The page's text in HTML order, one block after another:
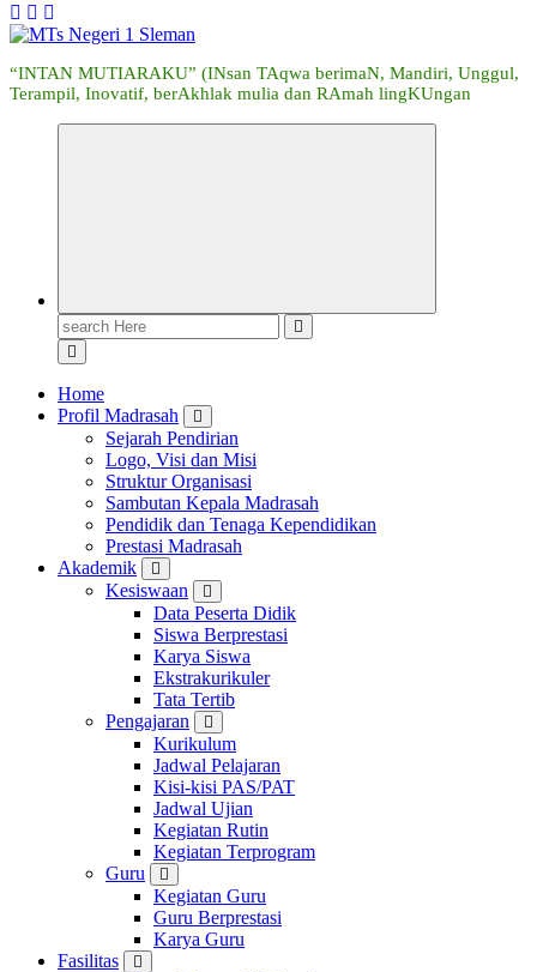
“INTAN MUTIARAKU” (INsan TAqwa berimaN, Mandiri, Unggul,
Terampil, Inovatif, berAkhlak mulia dan RAmah lingKUngan
Search
for:
Home
Profil Madrasah
Sejarah Pendirian
Logo, Visi dan Misi
Struktur Organisasi
Sambutan Kepala Madrasah
Pendidik dan Tenaga Kependidikan
Prestasi Madrasah
Akademik
Kesiswaan
Data Peserta Didik
Siswa Berprestasi
Karya Siswa
Ekstrakurikuler
Tata Tertib
Pengajaran
Kurikulum
Jadwal Pelajaran
Kisi-kisi PAS/PAT
Jadwal Ujian
Kegiatan Rutin
Kegiatan Terprogram
Guru
Kegiatan Guru
Guru Berprestasi
Karya Guru
Fasilitas